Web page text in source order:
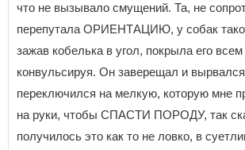
что не вызывало смущений. Та, не
перепутала ОРИЕНТАЦИЮ, у собак
зажав кобелька в угол, покрыла его
конвульсируя. Он заверещал и
переключился на мелкую, которую мне
на руки, чтобы СПАСТИ ПОРОДУ, так
получилось это как то не ловко, в